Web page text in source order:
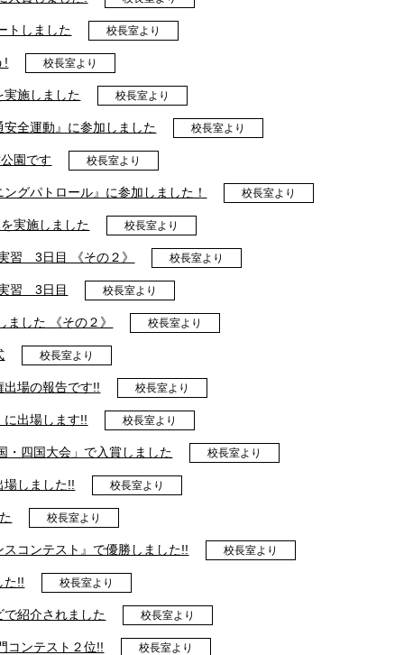
トしました 校長室より
! 校長室より
実施しました 校長室より
全運動』に参加しました 校長室より
園です 校長室より
グパトロール』に参加しました！ 校長室より
実施しました 校長室より
習 3日目 《その２》 校長室より
習 3日目 校長室より
した 《その２》 校長室より
校長室より
場の報告です!! 校長室より
に出場します!! 校長室より
・四国大会」で入賞しました 校長室より
場しました!! 校長室より
校長室より
コンテスト』で優勝しました!! 校長室より
た!! 校長室より
紹介されました 校長室より
コンテスト２位!! 校長室より